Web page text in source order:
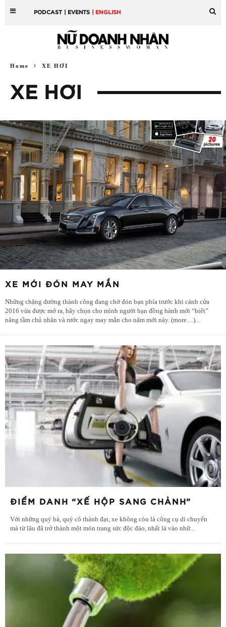
PODCAST | EVENTS | ENGLISH
Home XE HƠI
XE HƠI
XE MỚI ĐÓN MAY MẮN
Những chặng đường thành công đang chờ đón bạn phía trước khi cánh cửa
2016 vừa được mở ra, hãy chọn cho mình người bạn đồng hành mới “biết”
nâng tầm chủ nhân và rước ngay may mắn cho năm mới này. (more…)...
ĐIỂM DANH “XẾ HỘP SANG CHẢNH”
Với những quý bà, quý cô thành đạt, xe không còn là công cụ di chuyển
mà từ lâu đã trở thành một món trang sức độc đáo, nhất là vào nhữ...